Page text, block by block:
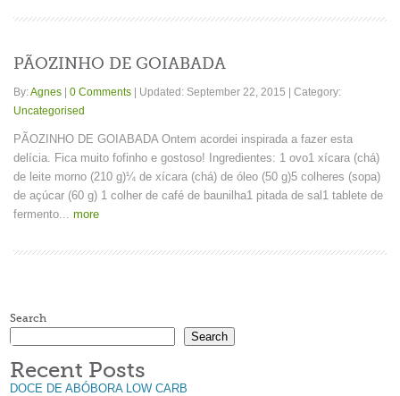
PÃOZINHO DE GOIABADA
By:Agnes 0 Comments Updated: September 22, 2015
Category:
Uncategorised
PÃOZINHO DE GOIABADA Ontem acordei inspirada a fazer esta
delícia. Fica muito fofinho e gostoso! Ingredientes: 1 ovo1 xícara (chá)
de leite morno (210 g)¼ de xícara (chá) de óleo (50 g)5 colheres (sopa)
de açúcar (60 g) 1 colher de café de baunilha1 pitada de sal1 tablete de
fermento...more
Search
Search
Recent Posts
DOCE DE ABÓBORA LOW CARB